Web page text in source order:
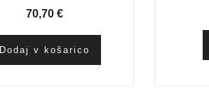
70,70 €
Dodaj v košarico